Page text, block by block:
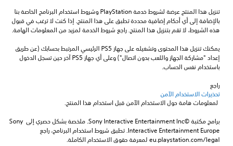
بالإضافة إلى أي أحكام إضافية محددة تطبق على هذا المنتج. إذا كنت لا ترغب في قبول
هذه الشروط، لا تقم بتنزيل هذا المنتج. راجع شروط الخدمة لمزيد من المعلومات الهامة.
يمكنك تنزيل هذا المحتوى وتشغيله على جهاز PS5 الرئيسي المرتبط بحسابك (عن طريق
إعداد "مشاركة الجهاز واللعب بدون اتصال") وعلى أي جهاز PS5 آخر حين تسجل الدخول
باستخدام نفس الحساب.
راجع
تحذيرات الاستخدام الآمن
برامج مكتبة ©Sony Interactive Entertainment Inc. ملخصة بشكل حصري إلى Sony
eu.playstation.com/legal لمعرفة حقوق الاستخدام الكاملة.